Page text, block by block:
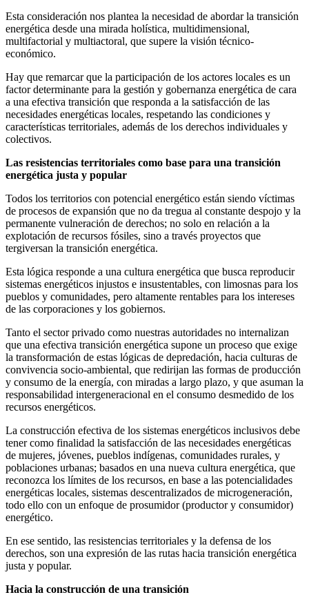
Esta consideración nos plantea la necesidad de abordar la transición
energética desde una mirada holística, multidimensional,
multifactorial y multiactoral, que supere la visión técnico-
económico.
Hay que remarcar que la participación de los actores locales es un
factor determinante para la gestión y gobernanza energética de cara
a una efectiva transición que responda a la satisfacción de las
necesidades energéticas locales, respetando las condiciones y
características territoriales, además de los derechos individuales y
colectivos.
Las resistencias territoriales como base para una transición
energética justa y popular
Todos los territorios con potencial energético están siendo víctimas
de procesos de expansión que no da tregua al constante despojo y la
permanente vulneración de derechos; no solo en relación a la
explotación de recursos fósiles, sino a través proyectos que
tergiversan la transición energética.
Esta lógica responde a una cultura energética que busca reproducir
sistemas energéticos injustos e insustentables, con limosnas para los
pueblos y comunidades, pero altamente rentables para los intereses
de las corporaciones y los gobiernos.
Tanto el sector privado como nuestras autoridades no internalizan
que una efectiva transición energética supone un proceso que exige
la transformación de estas lógicas de depredación, hacia culturas de
convivencia socio-ambiental, que redirijan las formas de producción
y consumo de la energía, con miradas a largo plazo, y que asuman la
responsabilidad intergeneracional en el consumo desmedido de los
recursos energéticos.
La construcción efectiva de los sistemas energéticos inclusivos debe
tener como finalidad la satisfacción de las necesidades energéticas
de mujeres, jóvenes, pueblos indígenas, comunidades rurales, y
poblaciones urbanas; basados en una nueva cultura energética, que
reconozca los límites de los recursos, en base a las potencialidades
energéticas locales, sistemas descentralizados de microgeneración,
todo ello con un enfoque de prosumidor (productor y consumidor)
energético.
En ese sentido, las resistencias territoriales y la defensa de los
derechos, son una expresión de las rutas hacia transición energética
justa y popular.
Hacia la construcción de una transición